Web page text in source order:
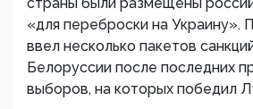
«для переброски на Украину».
ввел несколько пакетов
Белоруссии после последних
выборов, на которых победил